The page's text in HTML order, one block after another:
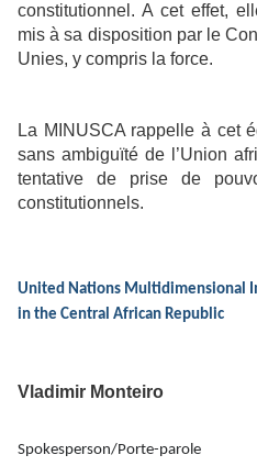
constitutionnel. A cet effet,
mis à sa disposition par le
Unies, y compris la force.
La MINUSCA rappelle à cet
sans ambiguïté de l’Union
tentative de prise de
constitutionnels.
United Nations Multidimensional
in the Central African Republic
Vladimir Monteiro
Spokesperson/Porte-parole